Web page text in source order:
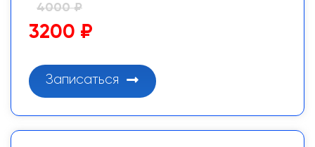
4000 ₽
3200 ₽
Записаться